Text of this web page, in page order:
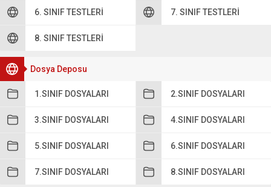
6. SINIF TESTLERI 7. SINIF TESTLERI
8. SINIF TESTLERI
Dosya Deposu
1.SINIF DOSYALARI 2.SINIF DOSYALARI
3.SINIF DOSYALARI 4.SINIF DOSYALARI
5.SINIF DOSYALARI 6.SINIF DOSYALARI
7.SINIF DOSYALARI 8.SINIF DOSYALARI